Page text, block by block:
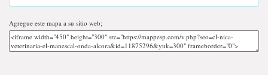
Agregue este mapa a su sitio web;